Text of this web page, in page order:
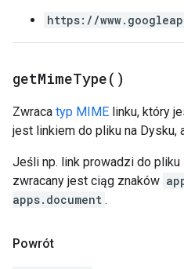
https://
getMimeType( )
Zwraca typ MIME linku, który
jest linkiem do pliku na Dysku,
Jeśli np. link prowadzi do pliku
zwracany jest ciąg znaków
apps.document .
Powrót